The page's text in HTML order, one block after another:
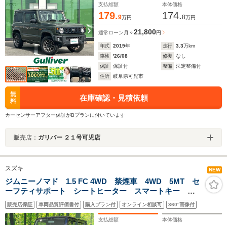
支払総額
179.9万円
本体価格
174.8万円
通常ローン 月々21,800円
年式 2019年 走行 3.3万km
車検
'26/08 修復
なし
保証
保証付 整備
法定整備付
住所
岐阜県可児市
無
料
在庫確認・見積依頼
カーセンサーアフター保証がBプランに付いています
販売店： ガリバー ２１号可児店
スズキ NEW
ジムニーノマド 1.5 FC 4WD 禁煙車 4WD 5MT セ
ーフティサポート シートヒーター スマートキー リ
アパーキングセンサー LEDヘッド アダプティブクル
ーズ オートマチックハイビーム オートライト オー
トエアコン
販売店保証 車両品質評価書付 購入プラン付 オンライン相談可 360°画像付
支払総額 本体価格